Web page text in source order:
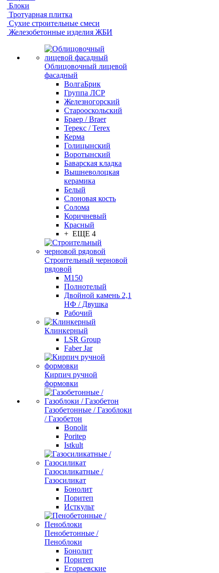
Блоки
Тротуарная плитка
Сухие строительные смеси
Железобетонные изделия ЖБИ
Облицовочный лицевой
фасадный
ВолгаБрик
Группа ЛСР
Железногорский
Старооскольский
Браер / Braer
Терекс / Terex
Керма
Голицынский
Воротынский
Баварская кладка
Вышневолоцкая
керамика
Белый
Слоновая кость
Солома
Коричневый
Красный
+ ЕЩЕ 4
Строительный черновой
рядовой
М150
Полнотелый
Двойной камень 2,1
НФ / Двушка
Рабочий
Клинкерный
LSR Group
Faber Jar
Кирпич ручной
формовки
Газобетонные / Газоблоки
/ Газобетон
Bonolit
Poritep
Istkult
Газосиликатные /
Газосиликат
Бонолит
Поритеп
Исткульт
Пенобетонные /
Пеноблоки
Бонолит
Поритеп
Егорьевские